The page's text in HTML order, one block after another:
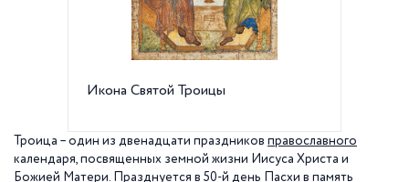
Икона Святой Троицы
Троица – один из двенадцати праздников православного
календаря, посвященных земной жизни Иисуса Христа и
Божией Матери. Празднуется в 50-й день Пасхи в память